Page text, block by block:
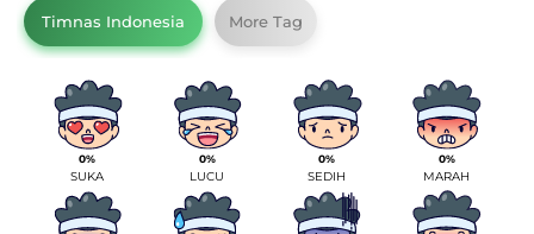
Timnas Indonesia More Tag
0%
SUKA
0%
LUCU
0%
SEDIH
0%
MARAH